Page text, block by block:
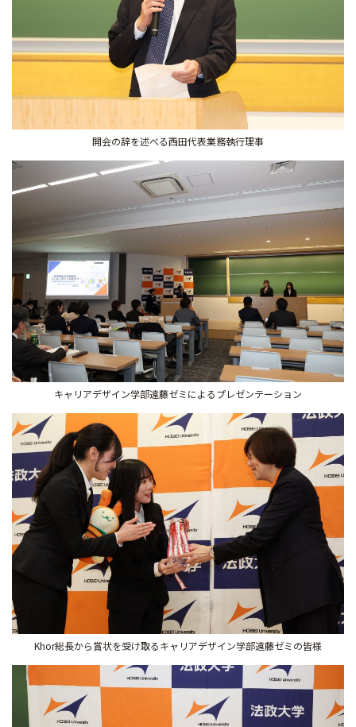
開会の辞を述べる西田代表業務執行理事
キャリアデザイン学部遠藤ゼミによるプレゼンテーション
Khor総長から賞状を受け取るキャリアデザイン学部遠藤ゼミの皆様